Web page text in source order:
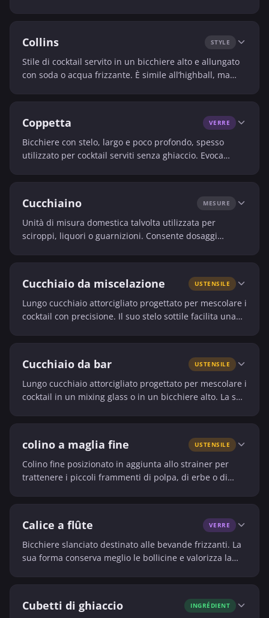
Collins STYLE
Stile di cocktail servito in un bicchiere alto e allungato
con soda o acqua frizzante. È simile all’highball, ma
zucchero.
Coppetta VERRE
Bicchiere con stelo, largo e poco profondo, spesso
utilizzato per cocktail serviti senza ghiaccio. Evoca
Cucchiaino MESURE
Unità di misura domestica talvolta utilizzata per
sciroppi, liquori o guarnizioni. Consente dosaggi
Cucchiaio da miscelazione USTENSILE
Lungo cucchiaio attorcigliato progettato per mescolare i
cocktail con precisione. Il suo stelo sottile facilita una
o in un mixing glass.
Cucchiaio da bar USTENSILE
Lungo cucchiaio attorcigliato progettato per mescolare i
cocktail in un mixing glass o in un bicchiere alto. La sua
precisione.
colino a maglia fine USTENSILE
Colino fine posizionato in aggiunta allo strainer per
trattenere i piccoli frammenti di polpa, di erbe o di
del cocktail.
Calice a flûte VERRE
Bicchiere slanciato destinato alle bevande frizzanti. La
sua forma conserva meglio le bollicine e valorizza la
Cubetti di ghiaccio INGRÉDIENT